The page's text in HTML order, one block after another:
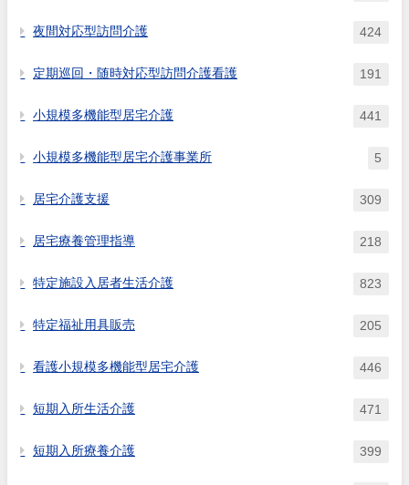
夜間対応型訪問介護 424
定期巡回・随時対応型訪問介護看護 191
小規模多機能型居宅介護 441
小規模多機能型居宅介護事業所 5
居宅介護支援 309
居宅療養管理指導 218
特定施設入居者生活介護 823
特定福祉用具販売 205
看護小規模多機能型居宅介護 446
短期入所生活介護 471
短期入所療養介護 399